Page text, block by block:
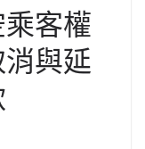
客權
與延